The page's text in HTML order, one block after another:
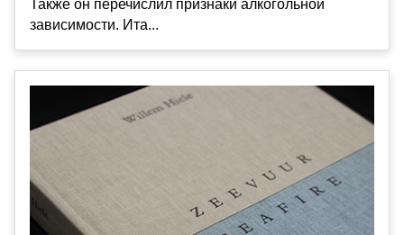
Также он перечислил признаки алкогольной
зависимости. Ита...